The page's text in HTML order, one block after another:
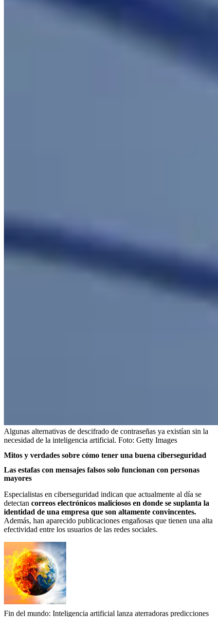
Algunas alternativas de descifrado de contraseñas ya existían sin la
necesidad de la inteligencia artificial. Foto: Getty Images
Mitos y verdades sobre cómo tener una buena ciberseguridad
Las estafas con mensajes falsos solo funcionan con personas
mayores
Especialistas en ciberseguridad indican que actualmente al día se
detectan correos electrónicos maliciosos en donde se suplanta la
identidad de una empresa que son altamente convincentes.
Además, han aparecido publicaciones engañosas que tienen una alta
efectividad entre los usuarios de las redes sociales.
Fin del mundo: Inteligencia artificial lanza aterradoras predicciones